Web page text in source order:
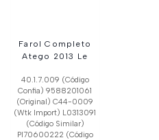
Farol Completo
Atego 2013 Le
40.1.7.009 (Código
Confia) 9588201061
(Original) C44-0009
(Wtk Import) L0313091
(Código Similar)
Pl70600222 (Código